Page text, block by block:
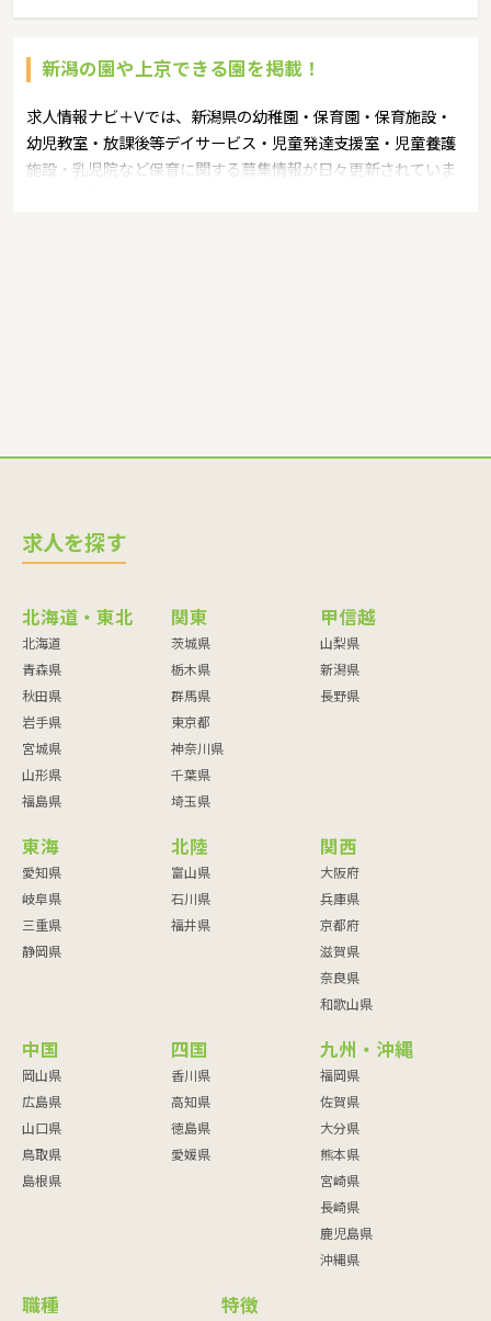
新潟の園や上京できる園を掲載！
求人情報ナビ＋Vでは、新潟県の幼稚園・保育園・保育施設・
幼児教室・放課後等デイサービス・児童発達支援室・児童養護
施設・乳児院など保育に関する募集情報が日々更新されていま
求人を探す
北海道・東北
北海道
青森県
秋田県
岩手県
宮城県
山形県
福島県
関東
茨城県
栃木県
群馬県
東京都
神奈川県
千葉県
埼玉県
甲信越
山梨県
新潟県
長野県
東海
愛知県
岐阜県
三重県
静岡県
北陸
富山県
石川県
福井県
関西
大阪府
兵庫県
京都府
滋賀県
奈良県
和歌山県
中国
岡山県
広島県
山口県
鳥取県
島根県
四国
香川県
高知県
徳島県
愛媛県
九州・沖縄
福岡県
佐賀県
大分県
熊本県
宮崎県
長崎県
鹿児島県
沖縄県
職種 特徴